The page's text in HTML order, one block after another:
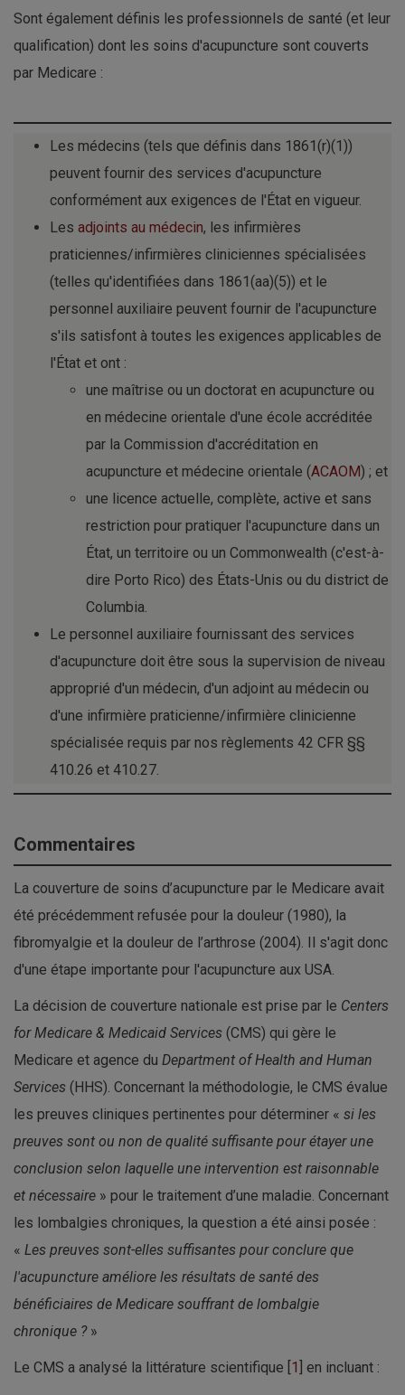
Sont également définis les professionnels de santé (et leur
qualification) dont les soins d'acupuncture sont couverts
par Medicare :
Les médecins (tels que définis dans 1861(r)(1))
peuvent fournir des services d'acupuncture
conformément aux exigences de l'État en vigueur.
Les adjoints au médecin, les infirmières
praticiennes/infirmières cliniciennes spécialisées
(telles qu'identifiées dans 1861(aa)(5)) et le
personnel auxiliaire peuvent fournir de l'acupuncture
s'ils satisfont à toutes les exigences applicables de
l'État et ont :
une maîtrise ou un doctorat en acupuncture ou
en médecine orientale d'une école accréditée
par la Commission d'accréditation en
acupuncture et médecine orientale (ACAOM) ; et
une licence actuelle, complète, active et sans
restriction pour pratiquer l'acupuncture dans un
État, un territoire ou un Commonwealth (c'est-à-
dire Porto Rico) des États-Unis ou du district de
Columbia.
Le personnel auxiliaire fournissant des services
d'acupuncture doit être sous la supervision de niveau
approprié d'un médecin, d'un adjoint au médecin ou
d'une infirmière praticienne/infirmière clinicienne
spécialisée requis par nos règlements 42 CFR §§
410.26 et 410.27.
Commentaires
La couverture de soins d’acupuncture par le Medicare avait
été précédemment refusée pour la douleur (1980), la
fibromyalgie et la douleur de l’arthrose (2004). Il s'agit donc
d'une étape importante pour l'acupuncture aux USA.
La décision de couverture nationale est prise par le Centers
for Medicare & Medicaid Services (CMS) qui gère le
Medicare et agence du Department of Health and Human
Services (HHS). Concernant la méthodologie, le CMS évalue
les preuves cliniques pertinentes pour déterminer « si les
preuves sont ou non de qualité suffisante pour étayer une
conclusion selon laquelle une intervention est raisonnable
et nécessaire » pour le traitement d’une maladie. Concernant
les lombalgies chroniques, la question a été ainsi posée :
« Les preuves sont-elles suffisantes pour conclure que
l'acupuncture améliore les résultats de santé des
bénéficiaires de Medicare souffrant de lombalgie
chronique ?»
Le CMS a analysé la littérature scientifique [ 1 ] en incluant :